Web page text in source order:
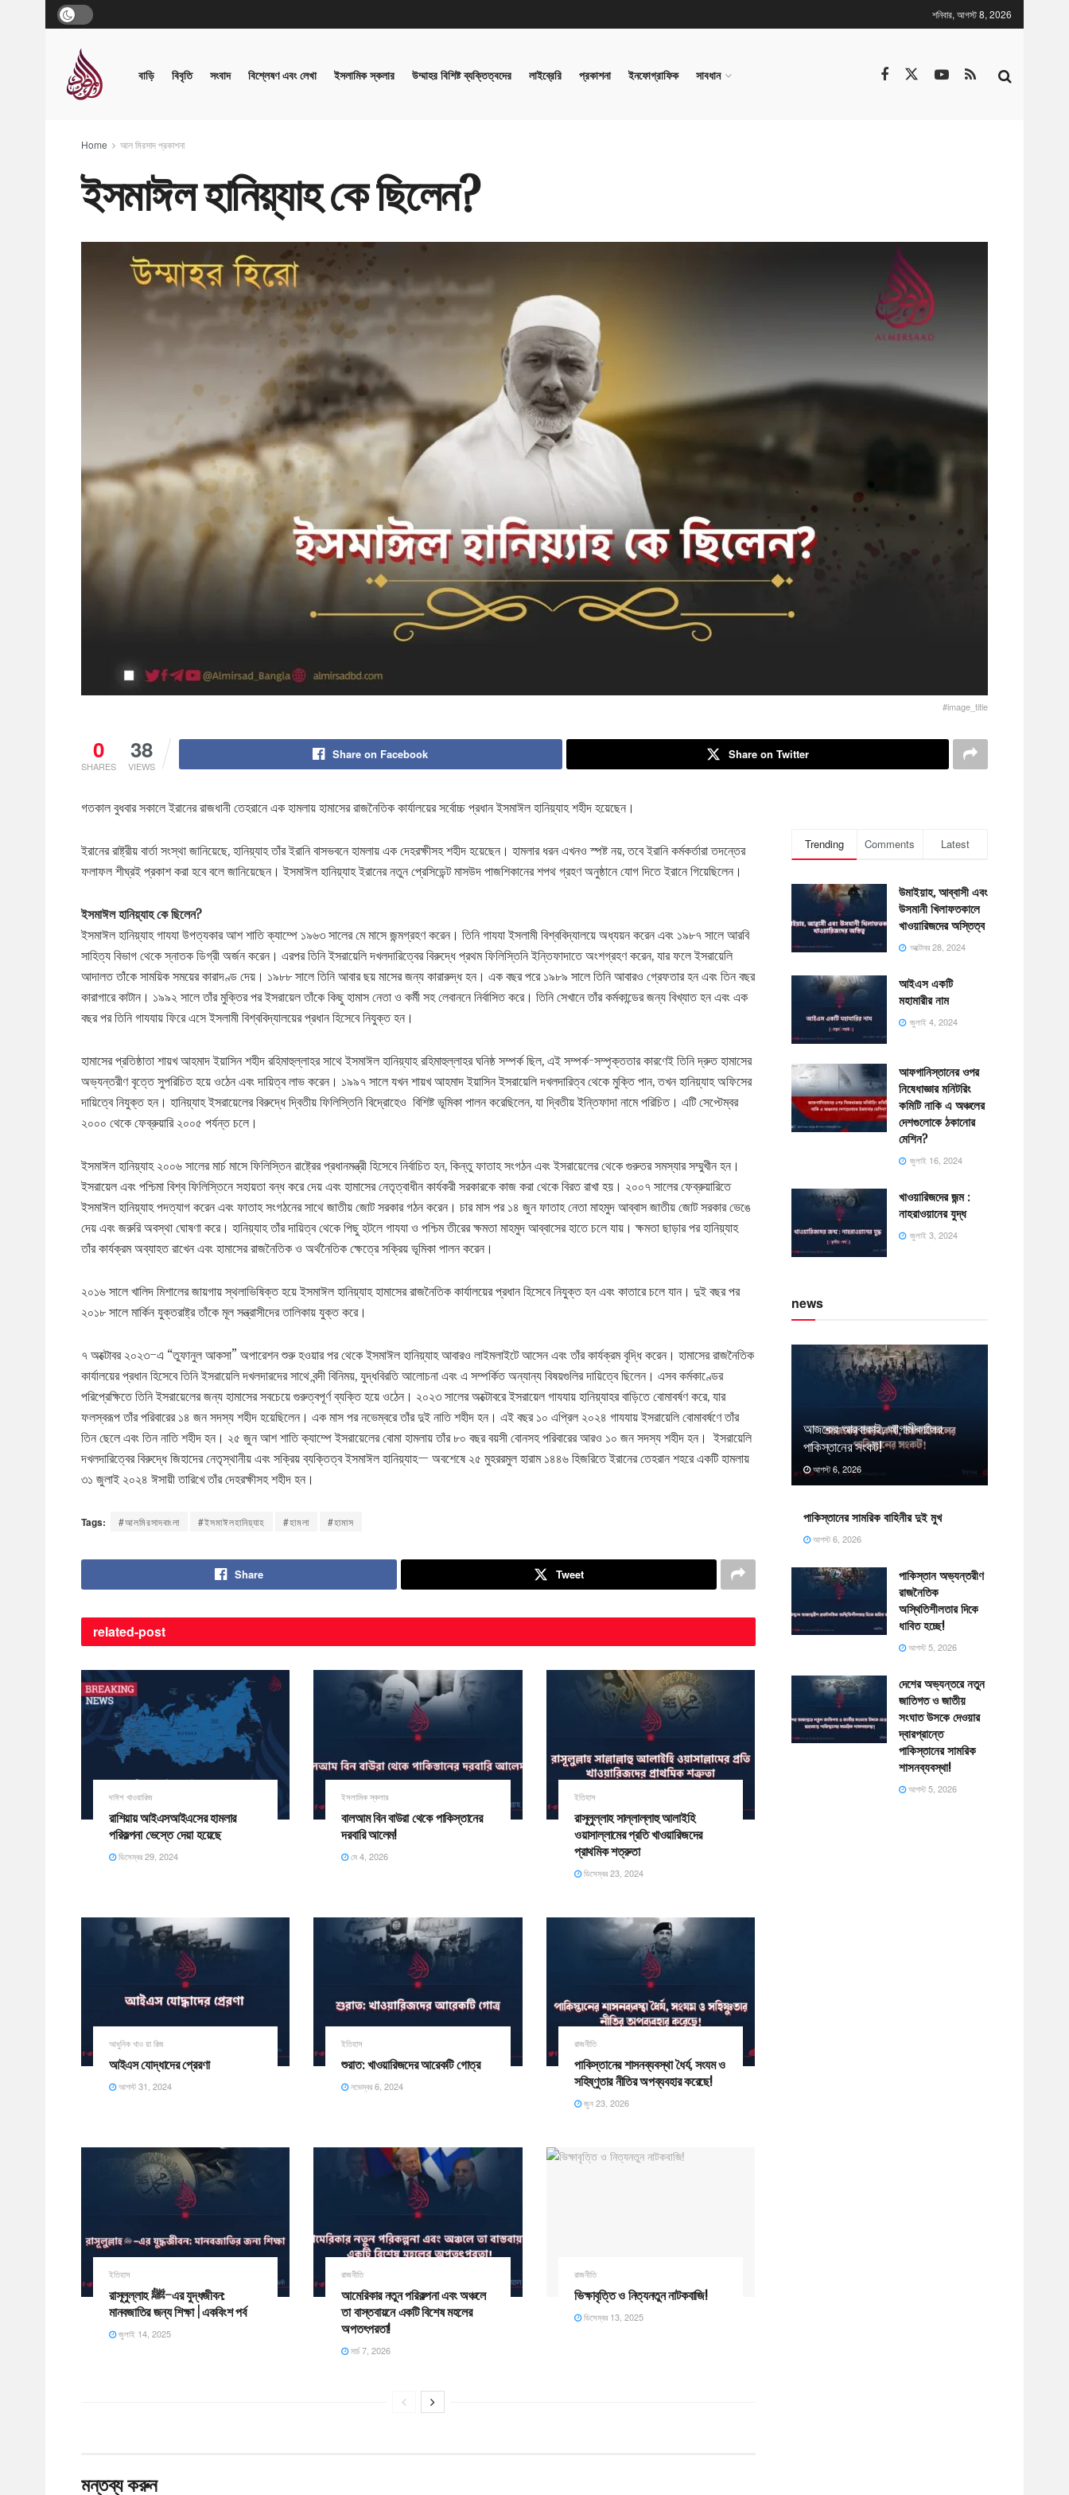
শনিবার, আগস্ট 8, 2026
বাড়ি বিবৃতি সংবাদ বিশ্লেষণ এবং লেখা ইসলামিক স্কলার উম্মাহর বিশিষ্ট ব্যক্তিত্বদের লাইব্রেরি প্রকাশনা ইনফোগ্রাফিক সাবধান
Home আল মিরসাদ প্রকাশনা
ইসমাঈল হানিয়্যাহ কে ছিলেন?
#image_title
0
SHARES
38
VIEWS
Share on Facebook Share on Twitter
গতকাল বুধবার সকালে ইরানের রাজধানী তেহরানে এক হামলায় হামাসের রাজনৈতিক কার্যালয়ের সর্বোচ্চ প্রধান ইসমাঈল হানিয়্যাহ শহীদ হয়েছেন।
ইরানের রাষ্ট্রীয় বার্তা সংস্থা জানিয়েছে, হানিয়্যাহ তাঁর ইরানি বাসভবনে হামলায় এক দেহরক্ষীসহ শহীদ হয়েছেন। হামলার ধরন এখনও স্পষ্ট নয়, তবে ইরানি কর্মকর্তারা তদন্তের
ফলাফল শীঘ্রই প্রকাশ করা হবে বলে জানিয়েছেন। ইসমাঈল হানিয়্যাহ ইরানের নতুন প্রেসিডেন্ট মাসউদ পাজশিকানের শপথ গ্রহণ অনুষ্ঠানে যোগ দিতে ইরানে গিয়েছিলেন।
ইসমাঈল হানিয়্যাহ কে ছিলেন?
ইসমাঈল হানিয়্যাহ গাযযা উপত্যকার আশ শাতি ক্যাম্পে ১৯৬৩ সালের মে মাসে জন্মগ্রহণ করেন। তিনি গাযযা ইসলামী বিশ্ববিদ্যালয়ে অধ্যয়ন করেন এবং ১৯৮৭ সালে আরবি
সাহিত্য বিভাগ থেকে স্নাতক ডিগ্রী অর্জন করেন। এরপর তিনি ইসরায়েলি দখলদারিত্বের বিরুদ্ধে প্রথম ফিলিস্তিনি ইন্তিফাদাতে অংশগ্রহণ করেন, যার ফলে ইসরায়েলি
আদালত তাঁকে সাময়িক সময়ের কারাদণ্ড দেয়। ১৯৮৮ সালে তিনি আবার ছয় মাসের জন্য কারারুদ্ধ হন। এক বছর পরে ১৯৮৯ সালে তিনি আবারও গ্রেফতার হন এবং তিন বছর
কারাগারে কাটান। ১৯৯২ সালে তাঁর মুক্তির পর ইসরায়েল তাঁকে কিছু হামাস নেতা ও কর্মী সহ লেবাননে নির্বাসিত করে। তিনি সেখানে তাঁর কর্মকান্ডের জন্য বিখ্যাত হন এবং এক
বছর পর তিনি গাযযায় ফিরে এসে ইসলামী বিশ্ববিদ্যালয়ের প্রধান হিসেবে নিযুক্ত হন।
হামাসের প্রতিষ্ঠাতা শায়খ আহমাদ ইয়াসিন শহীদ রহিমাহুল্লাহর সাথে ইসমাঈল হানিয়্যাহ রহিমাহুল্লাহর ঘনিষ্ঠ সম্পর্ক ছিল, এই সম্পর্ক-সম্পৃক্ততার কারণেই তিনি দ্রুত হামাসের
অভ্যন্তরীণ বৃত্তে সুপরিচিত হয়ে ওঠেন এবং দায়িত্ব লাভ করেন। ১৯৯৭ সালে যখন শায়খ আহমাদ ইয়াসিন ইসরায়েলি দখলদারিত্ব থেকে মুক্তি পান, তখন হানিয়্যাহ অফিসের
দায়িত্বে নিযুক্ত হন। হানিয়্যাহ ইসরায়েলের বিরুদ্ধে দ্বিতীয় ফিলিস্তিনি বিদ্রোহেও ​ বিশিষ্ট ভূমিকা পালন করেছিলেন, যা দ্বিতীয় ইন্তিফাদা নামে পরিচিত। এটি সেপ্টেম্বর
২০০০ থেকে ফেব্রুয়ারি ২০০৫ পর্যন্ত চলে।
ইসমাঈল হানিয়্যাহ ২০০৬ সালের মার্চ মাসে ফিলিস্তিন রাষ্ট্রের প্রধানমন্ত্রী হিসেবে নির্বাচিত হন, কিন্তু ফাতাহ সংগঠন এবং ইসরায়েলের থেকে গুরুতর সমস্যার সম্মুখীন হন।
ইসরায়েল এবং পশ্চিমা বিশ্ব ফিলিস্তিনে সহায়তা বন্ধ করে দেয় এবং হামাসের নেতৃত্বাধীন কার্যকরী সরকারকে কাজ করা থেকে বিরত রাখা হয়। ২০০৭ সালের ফেব্রুয়ারিতে
ইসমাঈল হানিয়্যাহ পদত্যাগ করেন এবং ফাতাহ সংগঠনের সাথে জাতীয় জোট সরকার গঠন করেন। চার মাস পর ১৪ জুন ফাতাহ নেতা মাহমুদ আব্বাস জাতীয় জোট সরকার ভেঙে
দেয় এবং জরুরি অবস্থা ঘোষণা করে। হানিয়্যাহ তাঁর দায়িত্ব থেকে পিছু হটলে গাযযা ও পশ্চিম তীরের ক্ষমতা মাহমুদ আব্বাসের হাতে চলে যায়। ক্ষমতা ছাড়ার পর হানিয়্যাহ
তাঁর কার্যক্রম অব্যাহত রাখেন এবং হামাসের রাজনৈতিক ও অর্থনৈতিক ক্ষেত্রে সক্রিয় ভূমিকা পালন করেন।
২০১৬ সালে খালিদ মিশালের জায়গায় স্থলাভিষিক্ত হয়ে ইসমাঈল হানিয়্যাহ হামাসের রাজনৈতিক কার্যালয়ের প্রধান হিসেবে নিযুক্ত হন এবং কাতারে চলে যান। দুই বছর পর
২০১৮ সালে মার্কিন যুক্তরাষ্ট্র তাঁকে মূল সন্ত্রাসীদের তালিকায় যুক্ত করে।
৭ অক্টোবর ২০২৩–এ “তুফানুল আকসা” অপারেশন শুরু হওয়ার পর থেকে ইসমাঈল হানিয়্যাহ আবারও লাইমলাইটে আসেন এবং তাঁর কার্যক্রম বৃদ্ধি করেন। হামাসের রাজনৈতিক
কার্যালয়ের প্রধান হিসেবে তিনি ইসরায়েলি দখলদারদের সাথে বন্দী বিনিময়, যুদ্ধবিরতি আলোচনা এবং এ সম্পর্কিত অন্যান্য বিষয়গুলির দায়িত্বে ছিলেন। এসব কর্মকাণ্ডের
পরিপ্রেক্ষিতে তিনি ইসরায়েলের জন্য হামাসের সবচেয়ে গুরুত্বপূর্ণ ব্যক্তি হয়ে ওঠেন। ২০২৩ সালের অক্টোবরে ইসরায়েল গাযযায় হানিয়্যাহর বাড়িতে বোমাবর্ষণ করে, যার
ফলস্বরূপ তাঁর পরিবারের ১৪ জন সদস্য শহীদ হয়েছিলেন। এক মাস পর নভেম্বরে তাঁর দুই নাতি শহীদ হন। এই বছর ১০ এপ্রিল ২০২৪ গাযযায় ইসরায়েলি বোমাবর্ষণে তাঁর
তিন ছেলে এবং তিন নাতি শহীদ হন। ২৫ জুন আশ শাতি ক্যাম্পে ইসরায়েলের বোমা হামলায় তাঁর ৮০ বছর বয়সী বোনসহ পরিবারের আরও ১০ জন সদস্য শহীদ হন। ইসরায়েলি
দখলদারিত্বের বিরুদ্ধে জিহাদের নেতৃস্থানীয় এবং সক্রিয় ব্যক্তিত্ব ইসমাঈল হানিয়্যাহ— অবশেষে ২৫ মুহররমুল হারাম ১৪৪৬ হিজরিতে ইরানের তেহরান শহরে একটি হামলায়
৩১ জুলাই ২০২৪ ঈসায়ী তারিখে তাঁর দেহরক্ষীসহ শহীদ হন।
Tags: #আলমিরসাদবাংলা #ইসমাঈলহানিয়্যাহ #হামলা #হামাস
Share Tweet
related-post
দাঈশ খাওয়ারিজ
রাশিয়ায় আইএসআইএসের হামলার
পরিকল্পনা ভেস্তে দেয়া হয়েছে
ডিসেম্বর 29, 2024
ইসলামিক স্কলার
বালআম বিন বাউরা থেকে পাকিস্তানের
দরবারি আলেম!
মে 4, 2026
ইতিহাস
রাসূলুল্লাহ সাল্লাল্লাহু আলাইহি
ওয়াসাল্লামের প্রতি খাওয়ারিজদের
প্রাথমিক শত্রুতা
ডিসেম্বর 23, 2024
আধুনিক খাও য়া রিজ
আইএস যোদ্ধাদের প্রেরণা
আগস্ট 31, 2024
ইতিহাস
শুরাত: খাওয়ারিজদের আরেকটি গোত্র
নভেম্বর 6, 2024
রাজনীতি
পাকিস্তানের শাসনব্যবস্থা ধৈর্য, সংযম ও
সহিষ্ণুতার নীতির অপব্যবহার করেছে!
জুন 23, 2026
ইতিহাস
রাসূলুল্লাহ ﷺ–এর যুদ্ধজীবন:
মানবজাতির জন্য শিক্ষা | একবিংশ পর্ব
জুলাই 14, 2025
রাজনীতি
আমেরিকার নতুন পরিকল্পনা এবং অঞ্চলে
তা বাস্তবায়নে একটি বিশেষ মহলের
অপতৎপরতা! ​
মার্চ 7, 2026
রাজনীতি
ভিক্ষাবৃত্তি ও নিত্যনতুন নাটকবাজি!
ডিসেম্বর 13, 2025
মন্তব্য করুন
Trending Comments Latest
উমাইয়াহ, আব্বাসী এবং
উসমানী খিলাফতকালে
খাওয়ারিজদের অস্তিত্ব
অক্টোবর 28, 2024
আইএস একটি
মহামারীর নাম
জুলাই 4, 2024
আফগানিস্তানের ওপর
নিষেধাজ্ঞার মনিটরিং
কমিটি নাকি এ অঞ্চলের
দেশগুলোকে ঠকানোর
মেশিন?
জুলাই 16, 2024
খাওয়ারিজদের জন্ম :
নাহরাওয়ানের যুদ্ধ
জুলাই 3, 2024
news
আজকের আরবাকাই, আগামীকালের
পাকিস্তানের সংকট!
আগস্ট 6, 2026
পাকিস্তানের সামরিক বাহিনীর দুই মুখ
আগস্ট 6, 2026
পাকিস্তান অভ্যন্তরীণ
রাজনৈতিক
অস্থিতিশীলতার দিকে
ধাবিত হচ্ছে!
আগস্ট 5, 2026
দেশের অভ্যন্তরে নতুন
জাতিগত ও জাতীয়
সংঘাত উসকে দেওয়ার
দ্বারপ্রান্তে
পাকিস্তানের সামরিক
শাসনব্যবস্থা!
আগস্ট 5, 2026